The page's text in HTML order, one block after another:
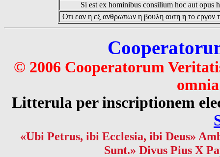
Si est ex hominibus consilium hoc aut opus
Οτι εαν η εξ ανθρωπων η βουλη αυτη η το εργον
© 2006 Cooperatorum
Litterula per inscriptionem
«Ubi Petrus, ibi Ecclesia, ibi Deus»
Sunt.» Divus Pius X